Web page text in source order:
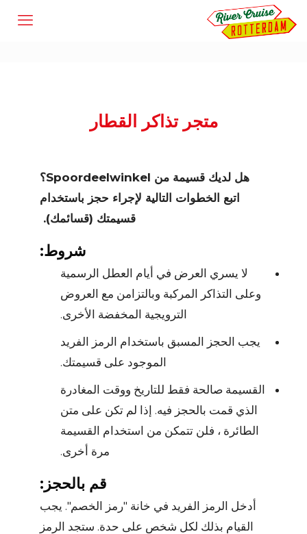
متجر تذاكر القطار
هل لديك قسيمة من Spoordeelwinkel؟
اتبع الخطوات التالية لإجراء حجز باستخدام
قسيمتك (قسائمك).
شروط:
لا يسري العرض في أيام العطل الرسمية
وعلى التذاكر المركبة وبالتزامن مع العروض
الترويجية المخفضة الأخرى.
يجب الحجز المسبق باستخدام الرمز الفريد
الموجود على قسيمتك.
القسيمة صالحة فقط للتاريخ ووقت المغادرة
الذي قمت بالحجز فيه. إذا لم تكن على متن
الطائرة ، فلن تتمكن من استخدام القسيمة
مرة أخرى.
قم بالحجز:
أدخل الرمز الفريد في خانة "رمز الخصم". يجب
القيام بذلك لكل شخص على حدة. ستجد الرمز